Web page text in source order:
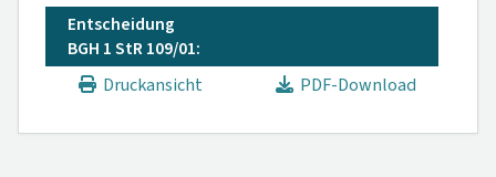
Entscheidung
BGH 1 StR 109/01:
Druckansicht
PDF-Download